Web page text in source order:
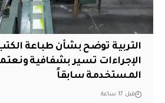
التربية توضح بشأن طباعة
الإجراءات تسير بشفافية
المستخدمة سابقاً
قبل 17 ساعة